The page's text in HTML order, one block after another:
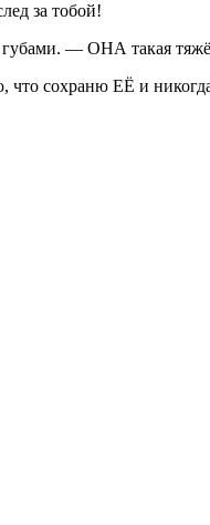
за тобой!
— ОНА такая
сохраню ЕЁ и никогда